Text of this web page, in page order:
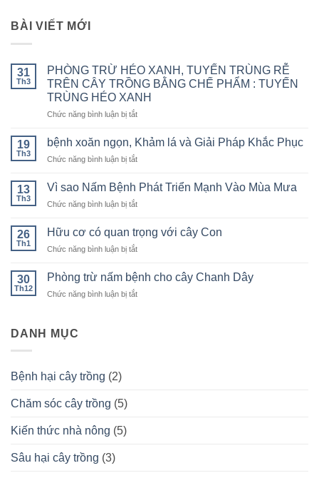
BÀI VIẾT MỚI
31
Th3
PHÒNG TRỪ HÉO XANH, TUYẾN TRÙNG RỄ
TRÊN CÂY TRỒNG BẰNG CHẾ PHẨM : TUYẾN
TRÙNG HÉO XANH
Chức năng bình luận bị tắtở
TRỪ
XANH,
TRÙNG
TRỒNG
BẰNG
PHẨM
:
TUYẾN
19
Th3
bệnh xoăn ngọn, Khảm lá và Giải Pháp Khắc Phục
Chức năng bình luận bị tắtở
xoăn
Khảm
và
Phục
13
Th3
Vì sao Nấm Bệnh Phát Triển Mạnh Vào Mùa Mưa
Chức năng bình luận bị tắtở
Nấm
Bệnh
Triển
26
Th1
Hữu cơ có quan trọng với cây Con
Chức năng bình luận bị tắtở
cơ
quan
30
Th12
Phòng trừ nấm bệnh cho cây Chanh Dây
Chức năng bình luận bị tắtở
DANH MỤC
Bệnh hại cây trồng (2)
Chăm sóc cây trồng (5)
Kiến thức nhà nông (5)
Sâu hại cây trồng (3)